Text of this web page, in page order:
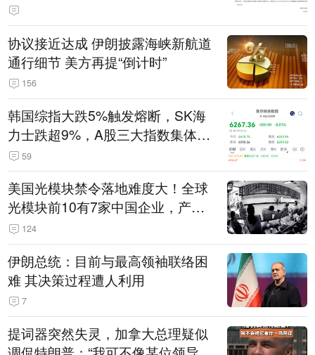
协议接近达成 伊朗披露海峡新航道
通行细节 美方再提“倒计时”
156
韩国综指大跌5%触发熔断，SK海
力士跌超9%，A股三大指数集体低
开 59
美国光模块禁令落地难度大！全球
光模块前10有7家中国企业，产业
界人士：想“脱钩”并不容易
124
伊朗总统：目前与最高领袖联络困
难 其决策过程遭人利用
7
提词器突然失灵，加拿大总理疑似